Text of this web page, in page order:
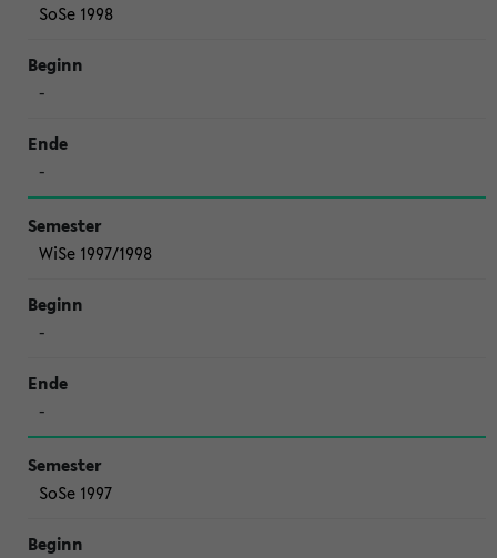
SoSe 1998
-
-
WiSe 1997/1998
-
-
SoSe 1997